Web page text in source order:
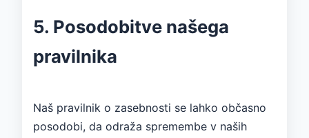
5. Posodobitve našega
pravilnika
Naš pravilnik o zasebnosti se lahko občasno
posodobi, da odraža spremembe v naših